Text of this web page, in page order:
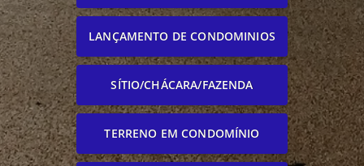
LANÇAMENTO DE CONDOMINIOS
SÍTIO/CHÁCARA/FAZENDA
TERRENO EM CONDOMÍNIO